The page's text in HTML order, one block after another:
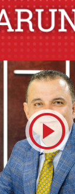
play_circle